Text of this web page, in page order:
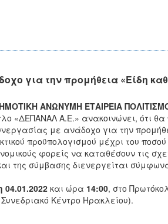
για την προμήθεια «Είδη
ΑΝΩΝΥΜΗ ΕΤΑΙΡΕΙΑ
«ΔΕΠΑΝΑΛ Α.Ε.» ανακοινώνει, ότι θα
με ανάδοχο για την
προϋπολογισμού μέχρι του
φορείς να καταθέσουν τις
της σύμβασης διενεργείται
04.01.2022και ώρα 14:00, στο
Κέντρο Ηρακλείου).